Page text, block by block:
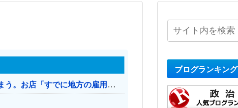
日本のお店、時給1500円でもミャンマー人に次々と逃げられてしまう。お店「すでに地方の雇用は崩壊」
ブログランキング